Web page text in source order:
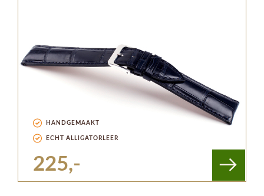
HANDGEMAAKT
ECHT ALLIGATORLEER
225,-